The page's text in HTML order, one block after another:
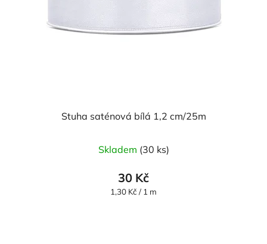
Stuha saténová bílá 1,2 cm/25m
Skladem (30 ks)
30 Kč
Měrná
1,30 Kč / 1 m